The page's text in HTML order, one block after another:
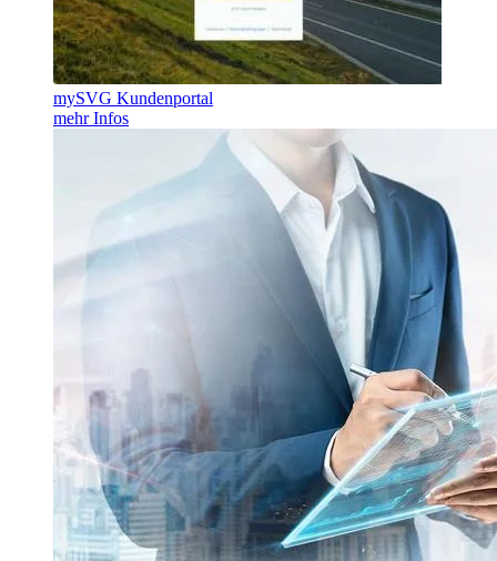
mySVG Kundenportal
mehr Infos